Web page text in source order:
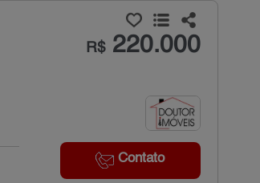
R$220.000
Contato